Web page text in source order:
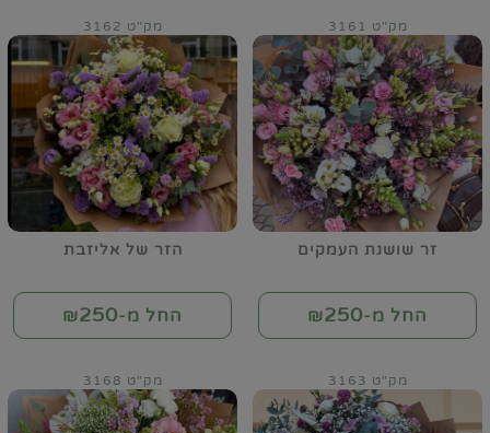
זר שושנת העמקים
מק"ט 3161
החל מ-₪250
הזר של אליזבת
מק"ט 3162
החל מ-₪250
מק"ט 3163 מק"ט 3168